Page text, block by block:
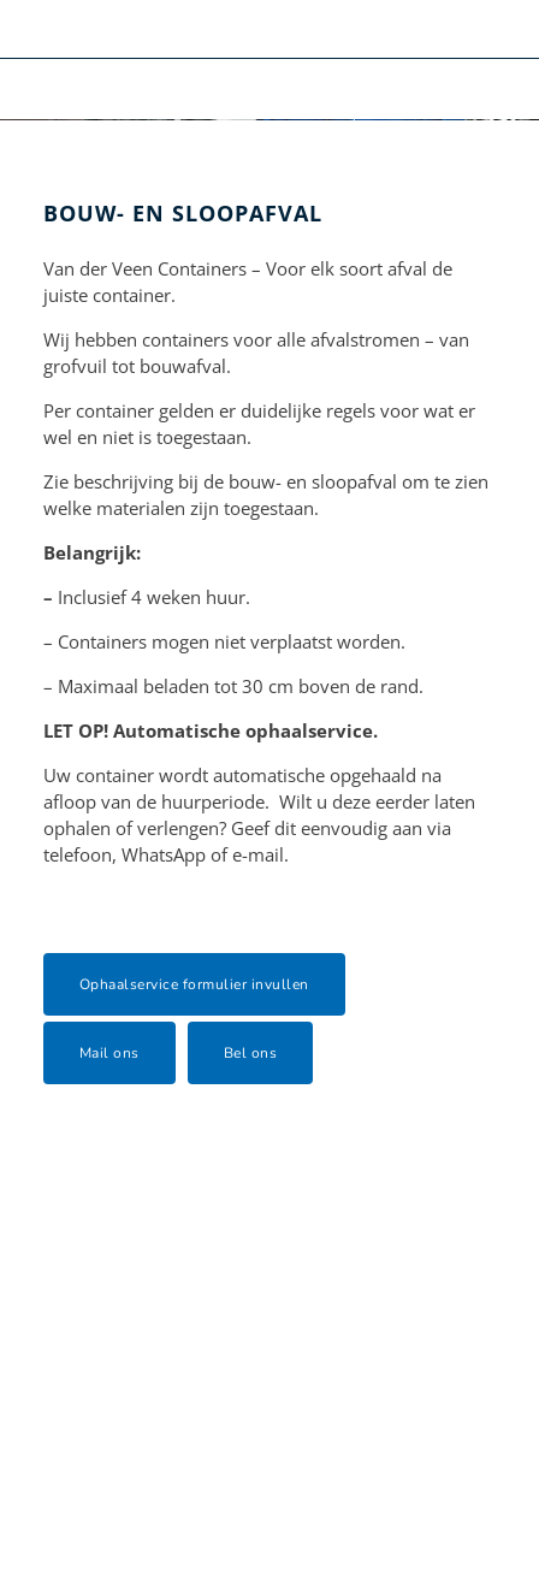
BOUW- EN SLOOPAFVAL
Van der Veen Containers – Voor elk soort afval de
juiste container.
Wij hebben containers voor alle afvalstromen – van
grofvuil tot bouwafval.
Per container gelden er duidelijke regels voor wat er
wel en niet is toegestaan.
Zie beschrijving bij de bouw- en sloopafval om te zien
welke materialen zijn toegestaan.
Belangrijk:
– Inclusief 4 weken huur.
– Containers mogen niet verplaatst worden.
– Maximaal beladen tot 30 cm boven de rand.
LET OP! Automatische ophaalservice.
Uw container wordt automatische opgehaald na
afloop van de huurperiode. Wilt u deze eerder laten
ophalen of verlengen? Geef dit eenvoudig aan via
telefoon, WhatsApp of e-mail.
Ophaalservice formulier invullen
Mail ons Bel ons